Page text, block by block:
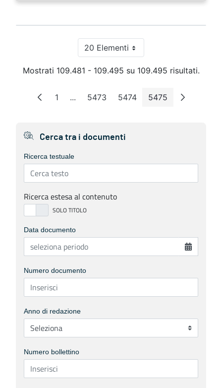
20 ElementiPer pagina
Mostrati 109.481 - 109.495 su 109.495 risultati.
Pagina
1 ...Pagine intermedie
Pagina
5473 Pagina
5474 Pagina
5475
Cerca tra i documenti
Ricerca testuale
Ricerca estesa al contenuto
Data documento
Numero documento
Anno di redazione
Numero bollettino